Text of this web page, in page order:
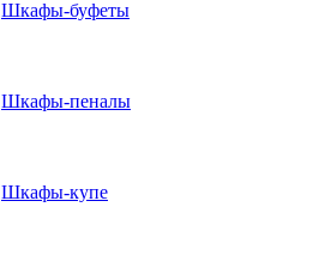
Шкафы-буфеты
Шкафы-пеналы
Шкафы-купе